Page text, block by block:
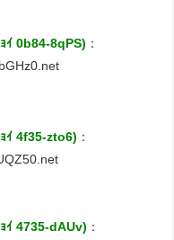
ｲ 0b84-8qPS) ：
ｲ 4f35-zto6) ：
ｲ 4735-dAUv) ：